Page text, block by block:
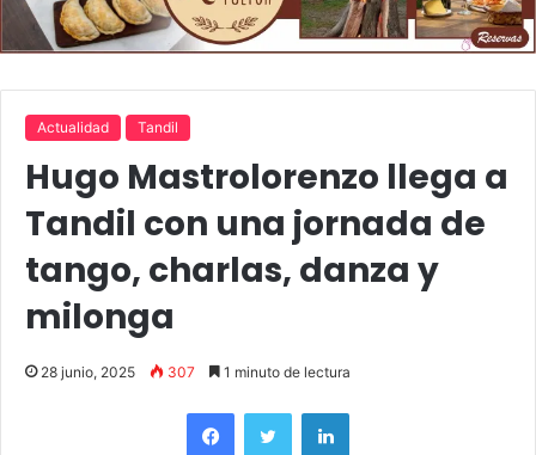
Actualidad Tandil
Hugo Mastrolorenzo llega a
Tandil con una jornada de
tango, charlas, danza y
milonga
28 junio, 2025 307 1 minuto de lectura